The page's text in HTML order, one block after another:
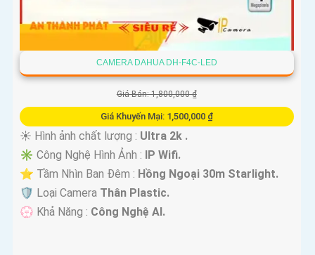
CAMERA DAHUA DH-F4C-LED
Giá Bán: 1,800,000 ₫
Giá Khuyến Mại: 1,500,000 ₫
☀️ Hình ảnh chất lượng : Ultra 2k .
✳️ Công Nghệ Hình Ảnh :
IP Wifi.
⭐ Tầm Nhìn Ban Đêm : Hồng Ngoại 30m Starlight.
🛡 Loại Camera Thân Plastic.
️💮 Khả Năng : Công Nghệ AI.